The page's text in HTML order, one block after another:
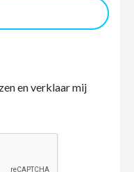
en verklaar mij